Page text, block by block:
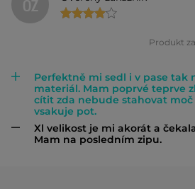
OZ
Produkt
Perfektně mi sedl i v pase tak
materiál. Mam poprvé teprve
cítit zda nebude stahovat
vsakuje pot.
Xl velikost je mi akorát a
Mam na posledním zipu.